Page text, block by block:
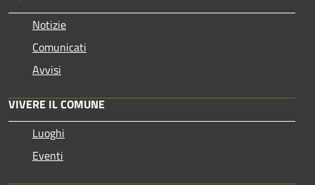
Notizie
Comunicati
Avvisi
VIVERE IL COMUNE
Luoghi
Eventi